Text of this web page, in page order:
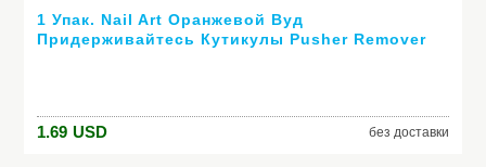
1 Упак. Nail Art Оранжевой Вуд
Придерживайтесь Кутикулы Pusher Remover
1.69 USD без доставки